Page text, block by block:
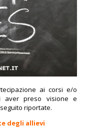
ai corsi e/o
aver preso visione e
riportate.
degli allievi